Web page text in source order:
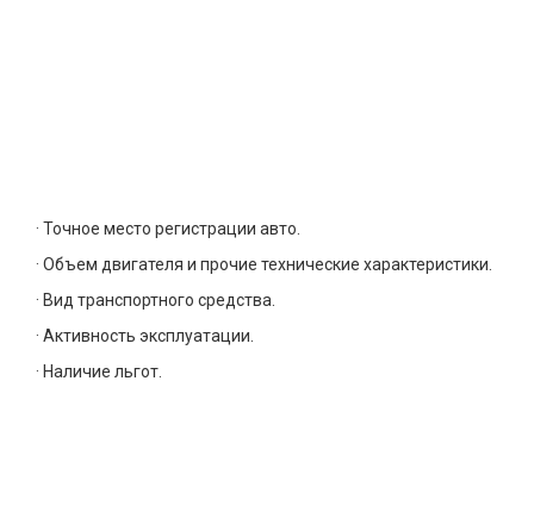
· Точное место регистрации авто.
· Объем двигателя и прочие технические характеристики.
· Вид транспортного средства.
· Активность эксплуатации.
· Наличие льгот.